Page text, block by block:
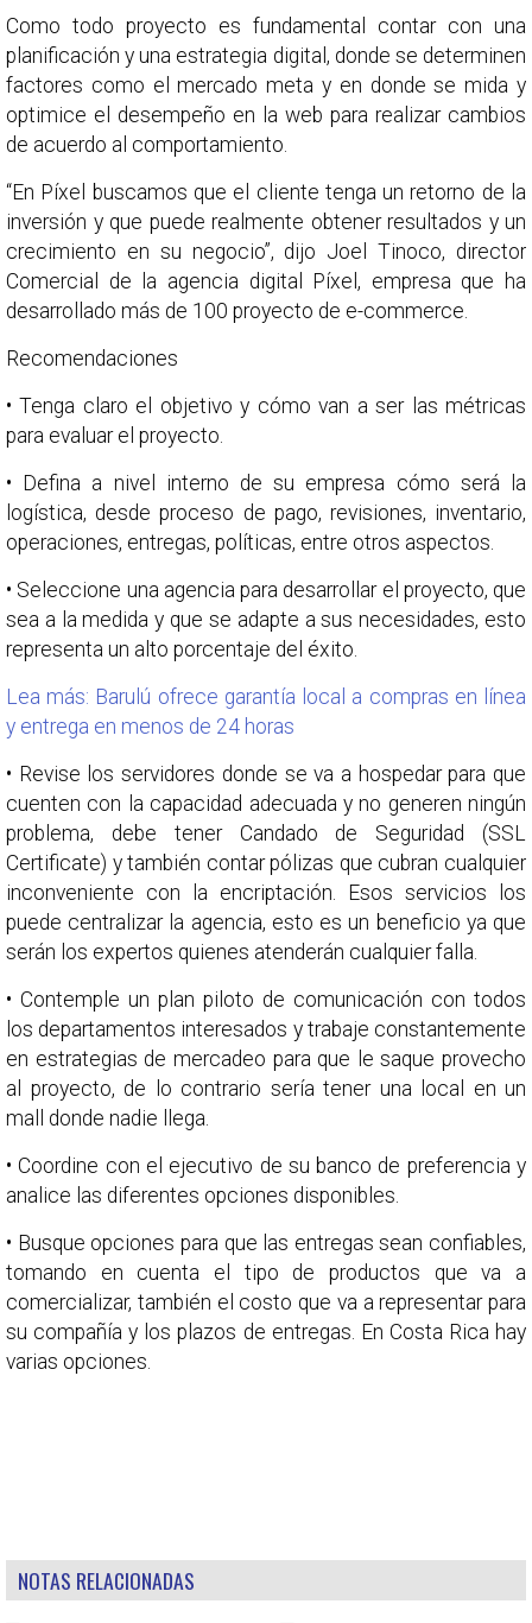
Como todo proyecto es fundamental contar con una
planificación y una estrategia digital, donde se determinen
factores como el mercado meta y en donde se mida y
optimice el desempeño en la web para realizar cambios
de acuerdo al comportamiento.
“En Píxel buscamos que el cliente tenga un retorno de la
inversión y que puede realmente obtener resultados y un
crecimiento en su negocio”, dijo Joel Tinoco, director
Comercial de la agencia digital Píxel, empresa que ha
desarrollado más de 100 proyecto de e-commerce.
Recomendaciones
• Tenga claro el objetivo y cómo van a ser las métricas
para evaluar el proyecto.
• Defina a nivel interno de su empresa cómo será la
logística, desde proceso de pago, revisiones, inventario,
operaciones, entregas, políticas, entre otros aspectos.
• Seleccione una agencia para desarrollar el proyecto, que
sea a la medida y que se adapte a sus necesidades, esto
representa un alto porcentaje del éxito.
Lea más: Barulú ofrece garantía local a compras en línea
y entrega en menos de 24 horas
• Revise los servidores donde se va a hospedar para que
cuenten con la capacidad adecuada y no generen ningún
problema, debe tener Candado de Seguridad (SSL
Certificate) y también contar pólizas que cubran cualquier
inconveniente con la encriptación. Esos servicios los
puede centralizar la agencia, esto es un beneficio ya que
serán los expertos quienes atenderán cualquier falla.
• Contemple un plan piloto de comunicación con todos
los departamentos interesados y trabaje constantemente
en estrategias de mercadeo para que le saque provecho
al proyecto, de lo contrario sería tener una local en un
mall donde nadie llega.
• Coordine con el ejecutivo de su banco de preferencia y
analice las diferentes opciones disponibles.
• Busque opciones para que las entregas sean confiables,
tomando en cuenta el tipo de productos que va a
comercializar, también el costo que va a representar para
su compañía y los plazos de entregas. En Costa Rica hay
varias opciones.
NOTAS RELACIONADAS